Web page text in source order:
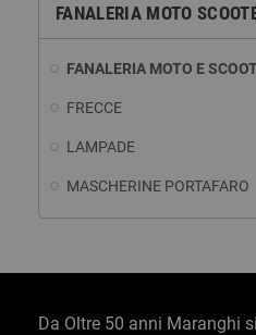
FANALERIA MOTO
FANALERIA MOTO E
FRECCE
LAMPADE
MASCHERINE PORTAFARO
Da Oltre 50 anni Maranghi